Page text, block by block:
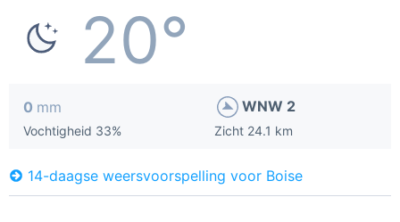
20°
0 mm
Vochtigheid 33%
WNW 2
Zicht 24.1 km
14-daagse weersvoorspelling voor Boise